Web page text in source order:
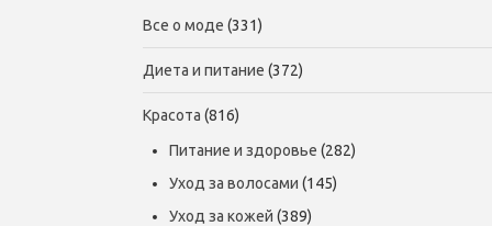
Все о моде (331)
Диета и питание (372)
Красота (816)
Питание и здоровье (282)
Уход за волосами (145)
Уход за кожей (389)